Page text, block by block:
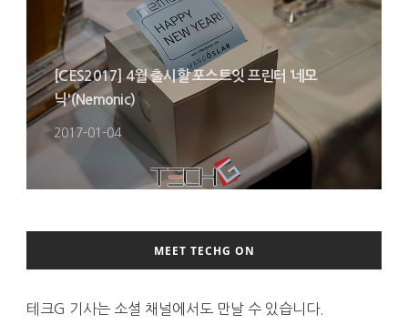
[CES2017] 4월 출시할 포스트잇 프린터 ‘네모
닉'(Nemonic)
2017-01-04
MEET TECHG ON
테크G 기사는 소셜 채널에서도 만날 수 있습니다.